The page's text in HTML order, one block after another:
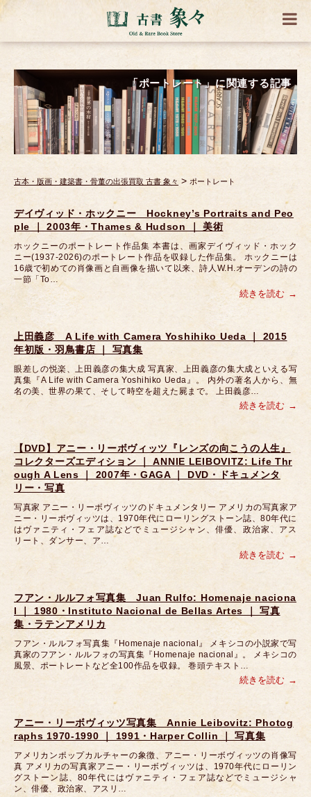
「ポートレート」に関連する記事
古本・版画・建築書・骨董の出張買取 古書 象々 > ポートレート
デイヴィッド・ホックニー Hockney’s Portraits and Peo
ple ｜ 2003年・Thames & Hudson ｜ 美術
ホックニーのポートレート作品集 本書は、画家デイヴィッド・ホック
ニー(1937-2026)のポートレート作品を収録した作品集。 ホックニーは
16歳で初めての肖像画と自画像を描いて以来、詩人W.H.オーデンの詩の
一節「To…
続きを読む
上田義彦 A Life with Camera Yoshihiko Ueda ｜ 2015
年初版・羽鳥書店 ｜ 写真集
眼差しの悦楽、上田義彦の集大成 写真家、上田義彦の集大成といえる写
真集『A Life with Camera Yoshihiko Ueda』。 内外の著名人から、無
名の美、世界の果て、そして時空を超えた屍まで。 上田義彦…
続きを読む
【DVD】アニー・リーボヴィッツ『レンズの向こうの人生』
コレクターズエディション ｜ ANNIE LEIBOVITZ: Life Thr
ough A Lens ｜ 2007年・GAGA ｜ DVD・ドキュメンタ
リー・写真
写真家 アニー・リーボヴィッツのドキュメンタリー アメリカの写真家ア
ニー・リーボヴィッツは、1970年代にローリングストーン誌、80年代に
はヴァニティ・フェア誌などでミュージシャン、俳優、政治家、アス
リート、ダンサー、ア…
続きを読む
フアン・ルルフォ写真集 Juan Rulfo: Homenaje naciona
l ｜ 1980・Instituto Nacional de Bellas Artes ｜ 写真
集・ラテンアメリカ
フアン・ルルフォ写真集『Homenaje nacional』 メキシコの小説家で写
真家のフアン・ルルフォの写真集『Homenaje nacional』。 メキシコの
風景、ポートレートなど全100作品を収録。 巻頭テキスト…
続きを読む
アニー・リーボヴィッツ写真集 Annie Leibovitz: Photog
raphs 1970-1990 ｜ 1991・Harper Collin ｜ 写真集
アメリカンポップカルチャーの象徴、アニー・リーボヴィッツの肖像写
真 アメリカの写真家アニー・リーボヴィッツは、1970年代にローリン
グストーン誌、80年代にはヴァニティ・フェア誌などでミュージシャ
ン、俳優、政治家、アスリ…